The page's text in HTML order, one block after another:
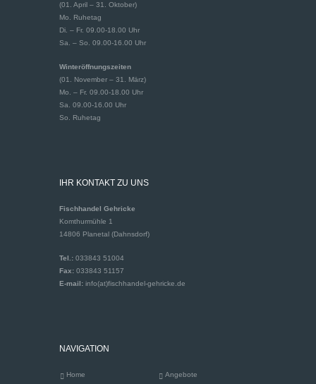
(01. April – 31. Oktober)
Mo. Ruhetag
Di. – Fr. 09.00-18.00 Uhr
Sa. – So. 09.00-16.00 Uhr
Winteröffnungszeiten
(01. November – 31. März)
Mo. – Fr. 09.00-18.00 Uhr
Sa. 09.00-16.00 Uhr
So. Ruhetag
IHR KONTAKT ZU UNS
Fischhandel Gehricke
Komthurmühle 1
14806 Planetal (Dahnsdorf)
Tel.: 033843 51004
Fax: 033843 51157
E-mail: info(at)fischhandel-gehricke.de
NAVIGATION
Home
Angebote